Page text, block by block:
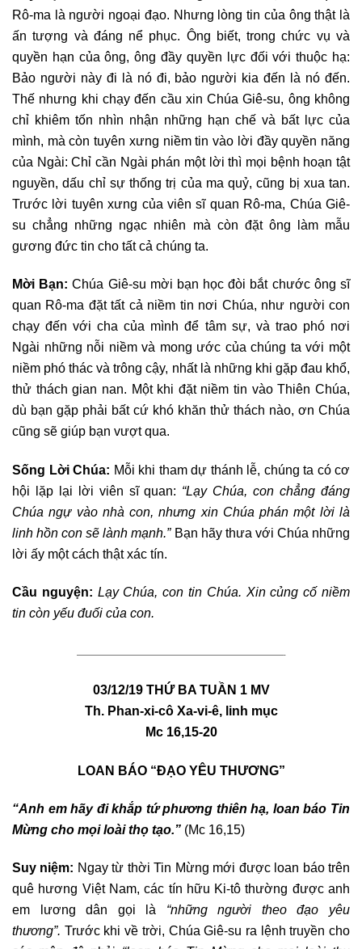
Rô-ma là người ngoại đạo. Nhưng lòng tin của ông thật là
ấn tượng và đáng nể phục. Ông biết, trong chức vụ và
quyền hạn của ông, ông đầy quyền lực đối với thuộc hạ:
Bảo người này đi là nó đi, bảo người kia đến là nó đến.
Thế nhưng khi chạy đến cầu xin Chúa Giê-su, ông không
chỉ khiêm tốn nhìn nhận những hạn chế và bất lực của
mình, mà còn tuyên xưng niềm tin vào lời đầy quyền năng
của Ngài: Chỉ cần Ngài phán một lời thì mọi bệnh hoạn tật
nguyền, dấu chỉ sự thống trị của ma quỷ, cũng bị xua tan.
Trước lời tuyên xưng của viên sĩ quan Rô-ma, Chúa Giê-
su chẳng những ngạc nhiên mà còn đặt ông làm mẫu
gương đức tin cho tất cả chúng ta.
Mời Bạn: Chúa Giê-su mời bạn học đòi bắt chước ông sĩ
quan Rô-ma đặt tất cả niềm tin nơi Chúa, như người con
chạy đến với cha của mình để tâm sự, và trao phó nơi
Ngài những nỗi niềm và mong ước của chúng ta với một
niềm phó thác và trông cậy, nhất là những khi gặp đau khổ,
thử thách gian nan. Một khi đặt niềm tin vào Thiên Chúa,
dù bạn gặp phải bất cứ khó khăn thử thách nào, ơn Chúa
cũng sẽ giúp bạn vượt qua.
Sống Lời Chúa: Mỗi khi tham dự thánh lễ, chúng ta có cơ
hội lặp lại lời viên sĩ quan: “Lạy Chúa, con chẳng đáng
Chúa ngự vào nhà con, nhưng xin Chúa phán một lời là
linh hồn con sẽ lành mạnh.”Bạn hãy thưa với Chúa những
lời ấy một cách thật xác tín.
Cầu nguyện: Lạy Chúa, con tin Chúa. Xin củng cố niềm
tin còn yếu đuối của con.
————————————————————————————————-
03/12/19 THỨ BA TUẦN 1 MV
Th. Phan-xi-cô Xa-vi-ê, linh mục
Mc 16,15-20
LOAN BÁO “ĐẠO YÊU THƯƠNG”
“Anh em hãy đi khắp tứ phương thiên hạ, loan báo Tin
Mừng cho mọi loài thọ tạo.” (Mc 16,15)
Suy niệm: Ngay từ thời Tin Mừng mới được loan báo trên
quê hương Việt Nam, các tín hữu Ki-tô thường được anh
em lương dân gọi là “những người theo đạo yêu
thương”. Trước khi về trời, Chúa Giê-su ra lệnh truyền cho